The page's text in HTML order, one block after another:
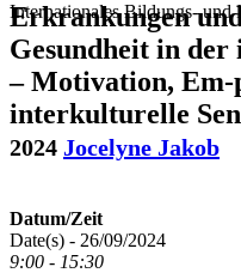
Internationales Bildungs- und
Erkrankungen
Gesundheit in
– Motivation, Em-
interkulturelle
2024 Jocelyne Jakob
Datum/Zeit
Date(s) - 26/09/2024
9:00 - 15:30